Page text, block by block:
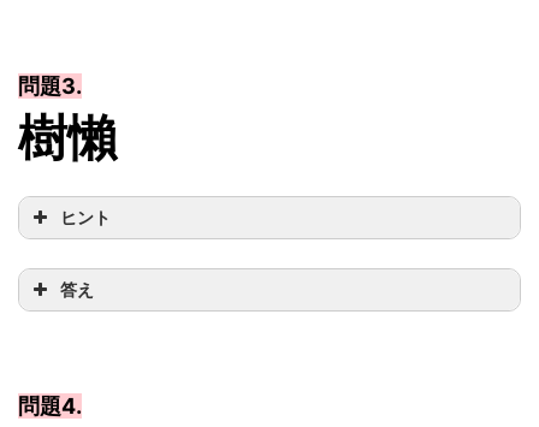
問題3.
樹懶
ヒント
答え
問題4.